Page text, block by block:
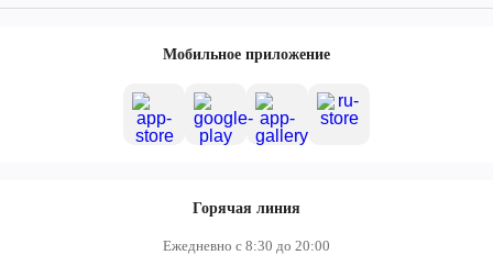
Мобильное приложение
Горячая линия
Ежедневно с 8:30 до 20:00